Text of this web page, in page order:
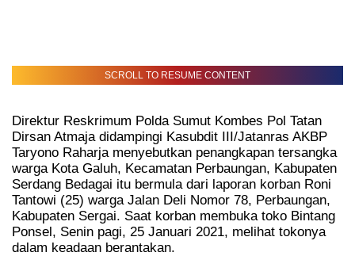
SCROLL TO RESUME CONTENT
Direktur Reskrimum Polda Sumut Kombes Pol Tatan
Dirsan Atmaja didampingi Kasubdit III/Jatanras AKBP
Taryono Raharja menyebutkan penangkapan tersangka
warga Kota Galuh, Kecamatan Perbaungan, Kabupaten
Serdang Bedagai itu bermula dari laporan korban Roni
Tantowi (25) warga Jalan Deli Nomor 78, Perbaungan,
Kabupaten Sergai. Saat korban membuka toko Bintang
Ponsel, Senin pagi, 25 Januari 2021, melihat tokonya
dalam keadaan berantakan.